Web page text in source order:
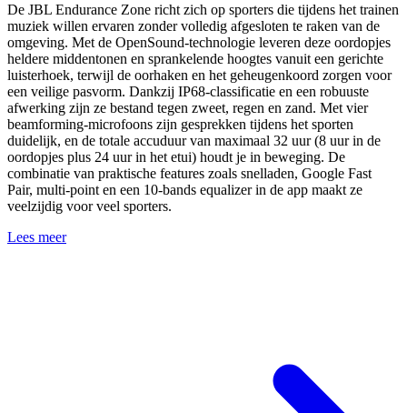
De JBL Endurance Zone richt zich op sporters die tijdens het trainen
muziek willen ervaren zonder volledig afgesloten te raken van de
omgeving. Met de OpenSound-technologie leveren deze oordopjes
heldere middentonen en sprankelende hoogtes vanuit een gerichte
luisterhoek, terwijl de oorhaken en het geheugenkoord zorgen voor
een veilige pasvorm. Dankzij IP68-classificatie en een robuuste
afwerking zijn ze bestand tegen zweet, regen en zand. Met vier
beamforming-microfoons zijn gesprekken tijdens het sporten
duidelijk, en de totale accuduur van maximaal 32 uur (8 uur in de
oordopjes plus 24 uur in het etui) houdt je in beweging. De
combinatie van praktische features zoals snelladen, Google Fast
Pair, multi-point en een 10-bands equalizer in de app maakt ze
veelzijdig voor veel sporters.
Lees meer